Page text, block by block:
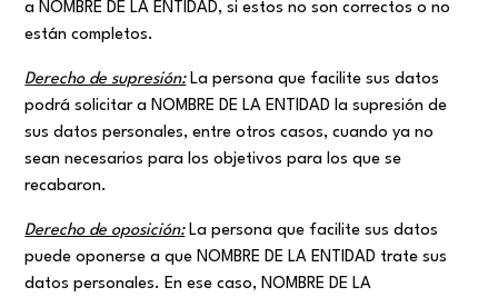
a NOMBRE DE LA ENTIDAD, si estos no son correctos o no
están completos.
Derecho de supresión:La persona que facilite sus datos
podrá solicitar a NOMBRE DE LA ENTIDAD la supresión de
sus datos personales, entre otros casos, cuando ya no
sean necesarios para los objetivos para los que se
recabaron.
Derecho de oposición:La persona que facilite sus datos
puede oponerse a que NOMBRE DE LA ENTIDAD trate sus
datos personales. En ese caso, NOMBRE DE LA